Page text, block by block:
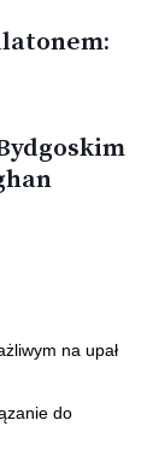
na upał
do